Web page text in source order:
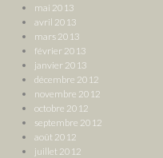
mai 2013
avril 2013
mars 2013
février 2013
janvier 2013
décembre 2012
novembre 2012
octobre 2012
septembre 2012
août 2012
juillet 2012